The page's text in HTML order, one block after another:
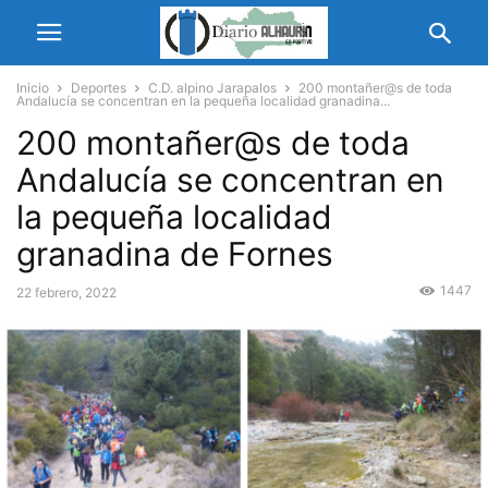
Inicio Deportes C.D. alpino Jarapalos
200 montañer@s de toda
Andalucía se concentran en la pequeña localidad granadina...
200 montañer@s de toda
Andalucía se concentran en
la pequeña localidad
granadina de Fornes
22 febrero, 2022 1447